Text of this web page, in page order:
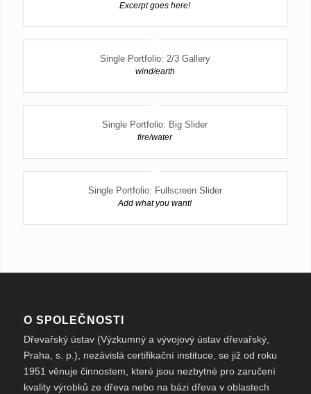
Excerpt goes here!
Single Portfolio: 2/3 Gallery
wind/earth
Single Portfolio: Big Slider
fire/water
Single Portfolio: Fullscreen Slider
Add what you want!
O SPOLEČNOSTI
Dřevařský ústav (Výzkumný a vývojový ústav dřevařský,
Praha, s. p.), nezávislá certifikační instituce, se již od roku
1951 věnuje činnostem, které jsou nezbytné pro zaručení
kvality výrobků ze dřeva nebo na bázi dřeva v oblastech